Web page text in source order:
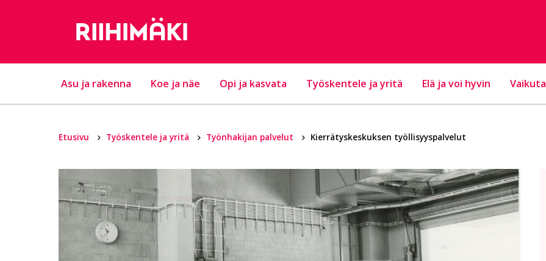
Asu ja rakenna Koe ja näe Opi ja kasvata Työskentele ja yritä Elä ja voi hyvin
Etusivu Työskentele ja yritä Työnhakijan palvelut Kierrätyskeskuksen työllisyyspalvelut